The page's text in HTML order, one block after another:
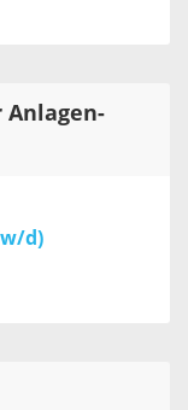
Anlagen-
d)